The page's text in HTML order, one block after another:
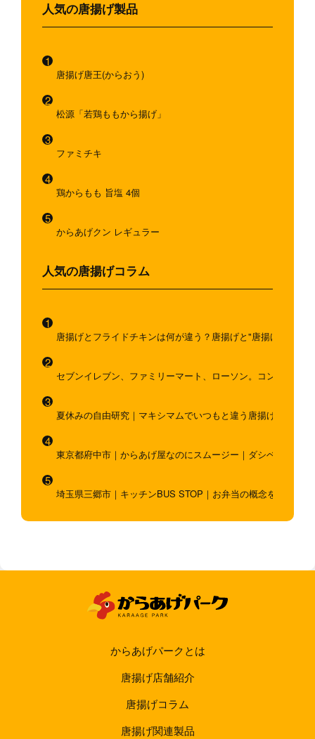
人気の唐揚げ製品
唐揚げ唐王(からおう)
松源「若鶏ももから揚げ」
ファミチキ
鶏からもも 旨塩 4個
からあげクン レギュラー
人気の唐揚げコラム
唐揚げとフライドチキンは何が違う？唐揚げと"唐揚げと似て
セブンイレブン、ファミリーマート、ローソン。コンビニの
夏休みの自由研究｜マキシマムでいつもと違う唐揚げを作ろう
東京都府中市｜からあげ屋なのにスムージー｜ダシベース唐
埼玉県三郷市｜キッチンBUS STOP｜お弁当の概念を超越！
からあげパークとは
唐揚げ店舗紹介
唐揚げコラム
唐揚げ関連製品